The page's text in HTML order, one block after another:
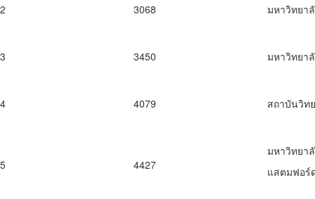
2 3068 มหาวิทยา
3 3450 มหาวิทยา
4 4079 สถาบันวิท
5 4427
มหาวิทยา
แสตมฟอร์